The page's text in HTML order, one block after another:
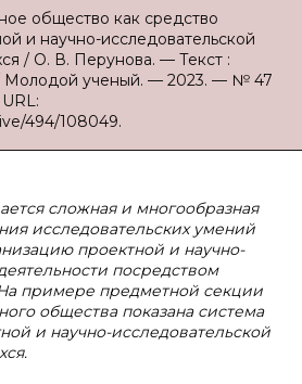
общество как средство
и научно-исследовательской
/ О. В. Перунова. — Текст :
Молодой ученый. — 2023. — № 47
494/108049.
сложная и многообразная
исследовательских умений
проектной и научно-
посредством
примере предметной секции
общества показана система
и научно-исследовательской